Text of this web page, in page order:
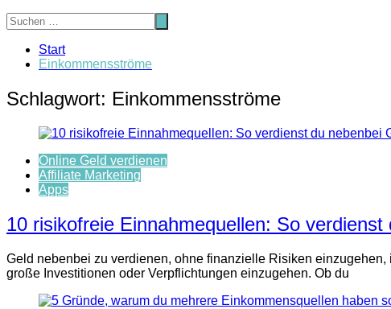
Start
Einkommensströme
Schlagwort: Einkommensströme
Online Geld verdienen
Affiliate Marketing
Apps
10 risikofreie Einnahmequellen: So
Geld nebenbei zu verdienen, ohne finanzielle Risiken
große Investitionen oder Verpflichtungen einzugehen. Ob du